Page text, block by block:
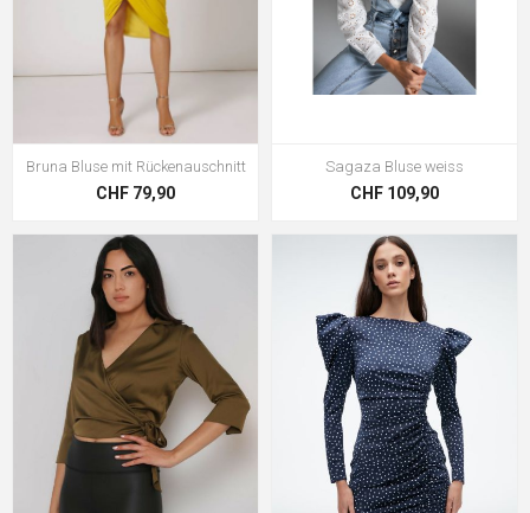
Bruna Bluse mit Rückenauschnitt
CHF 79,90
Sagaza Bluse weiss
CHF 109,90